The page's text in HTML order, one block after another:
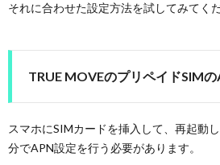
それに合わせた設定方法を試してみてくだ
TRUE MOVEのプリペイドSIM
スマホにSIMカードを挿入して、再起動
分でAPN設定を行う必要があります。